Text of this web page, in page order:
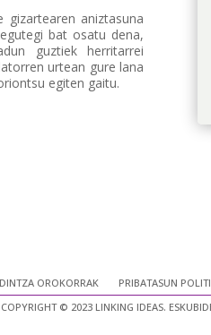
gizartearen aniztasuna
bat osatu dena,
guztiek herritarrei
urtean gure lana
egiten gaitu.
OROKORRAK PRIBATASUN
COPYRIGHT © 2023 LINKING IDEAS.